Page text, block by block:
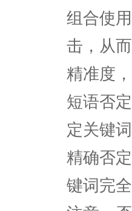
组合使
击，从
精准度
短语否
定关键
精确否
键词完